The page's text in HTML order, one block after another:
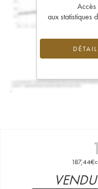
Accès
aux statistiques
187,44€
VENDU